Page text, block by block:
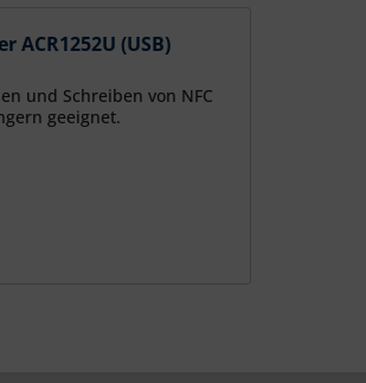
ACR1252U (USB)
und Schreiben von NFC
geeignet.